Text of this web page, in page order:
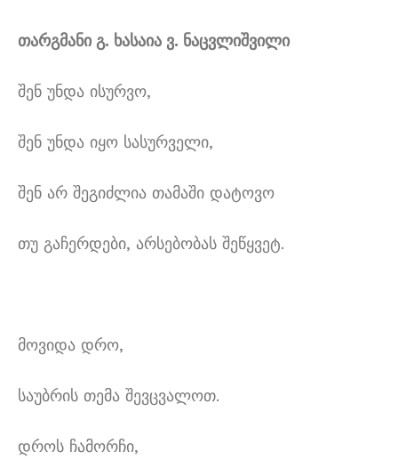
თარგმანი გ. ხასაია ვ. ნაცვლიშვილი
შენ უნდა ისურვო,
შენ უნდა იყო სასურველი,
შენ არ შეგიძლია თამაში დატოვო
თუ გაჩერდები, არსებობას შეწყვეტ.
მოვიდა დრო,
საუბრის თემა შევცვალოთ.
დროს ჩამორჩი,